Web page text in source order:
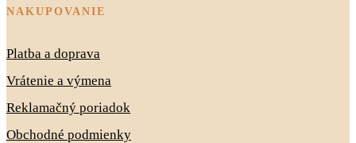
NAKUPOVANIE
Platba a doprava
Vrátenie a výmena
Reklamačný poriadok
Obchodné podmienky